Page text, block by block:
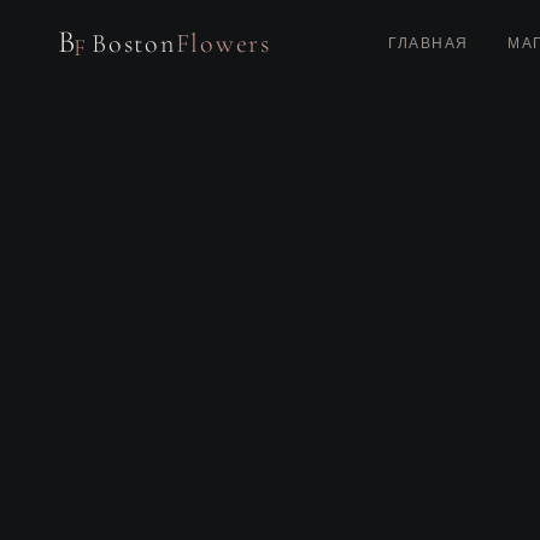
BF BostonFlowers ГЛАВНАЯ